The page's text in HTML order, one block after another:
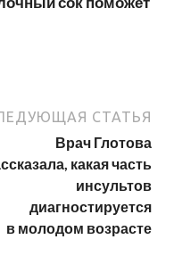
СТАТЬЯ
Врач Глотова
какая часть
инсультов
диагностируется
в молодом возрасте